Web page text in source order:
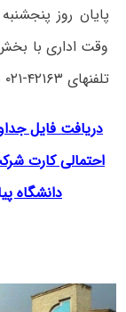
و‌قت ‌اداری با
‌تلفنهای‌ ۴۲۱۶۳-۰۲۱ در میان بگذارند.
دریافت فایل
احتمالی کارت
دانشگاه پیام